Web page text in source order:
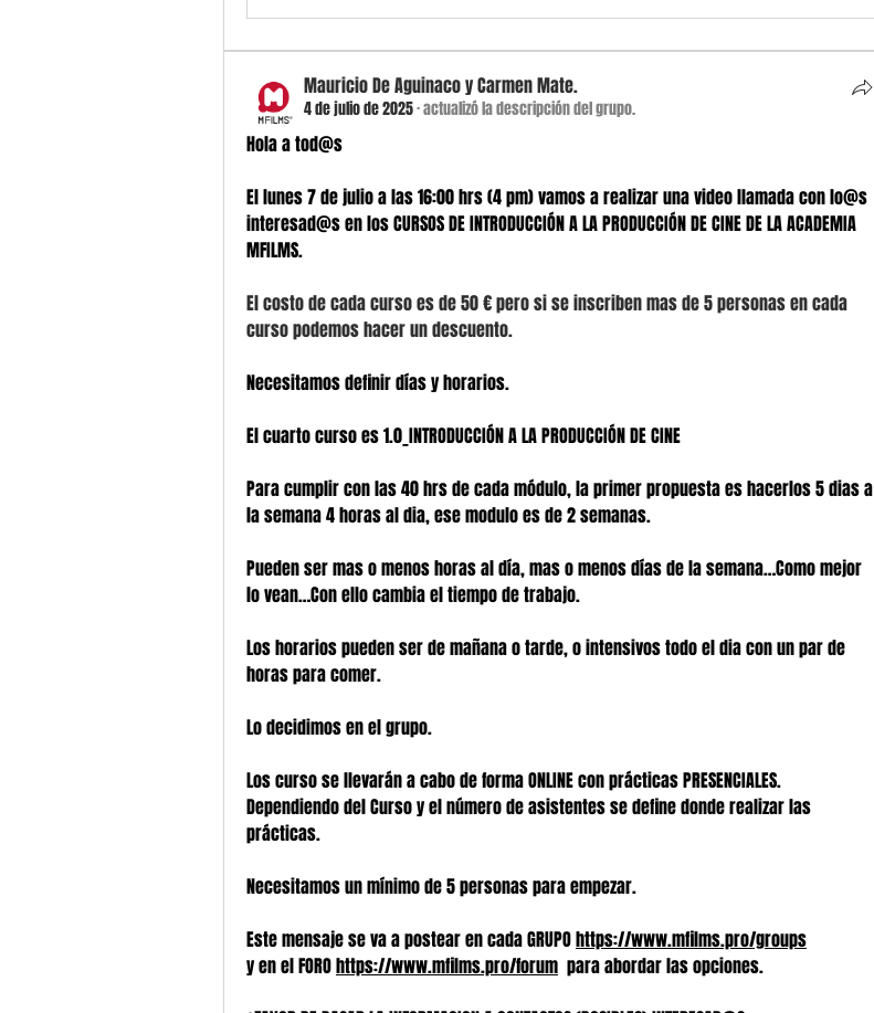
Mauricio De Aguinaco y Carmen Mate.
4 de julio de 2025·actualizó la descripción del grupo.
Hola a tod@s
El lunes 7 de julio a las 16:00 hrs (4 pm) vamos a realizar una video llamada con lo@s
interesad@s en los CURSOS DE INTRODUCCIÓN A LA PRODUCCIÓN DE CINE DE LA ACADEMIA
MFILMS.
El costo de cada curso es de 50 € pero si se inscriben mas de 5 personas en cada
curso podemos hacer un descuento.
Necesitamos definir días y horarios.
El cuarto curso es 1.0_INTRODUCCIÓN A LA PRODUCCIÓN DE CINE
Para cumplir con las 40 hrs de cada módulo, la primer propuesta es hacerlos 5 dias a
la semana 4 horas al dia, ese modulo es de 2 semanas.
Pueden ser mas o menos horas al día, mas o menos días de la semana…Como mejor
lo vean…Con ello cambia el tiempo de trabajo.
Los horarios pueden ser de mañana o tarde, o intensivos todo el dia con un par de
horas para comer.
Lo decidimos en el grupo.
Los curso se llevarán a cabo de forma ONLINE con prácticas PRESENCIALES.
Dependiendo del Curso y el número de asistentes se define donde realizar las
prácticas.
Necesitamos un mínimo de 5 personas para empezar.
Este mensaje se va a postear en cada GRUPO https://www.mfilms.pro/groups
y en el FORO https://www.mfilms.pro/forum para abordar las opciones.